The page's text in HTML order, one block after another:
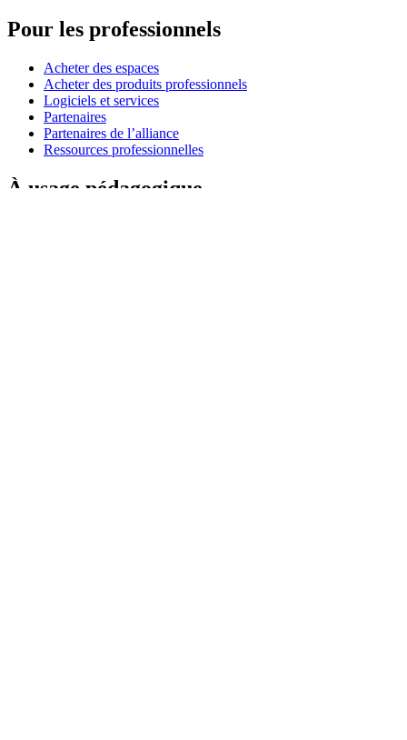
Pour les professionnels
Acheter des espaces
Acheter des produits professionnels
Logiciels et services
Partenaires
Partenaires de l’alliance
Ressources professionnelles
À usage pédagogique